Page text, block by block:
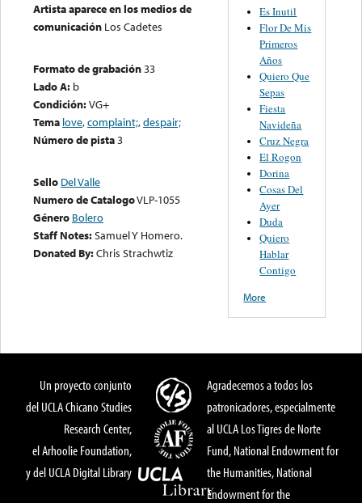
Artista aparece en los medios de
comunicación Los Cadetes
Formato de grabación33
Lado A: b
Condición:VG+
Tema love,complaint;,despair;
Número de pista3
Sello Del Valle
Numero de CatalogoVLP-1055
Género Bolero
Staff Notes:Samuel Y Homero.
Donated By:Chris Strachwtiz
Es Inutil
Flor De Mis
Primeros
Años
Quiero Que
Sepas
Fiesta
Navideña
Cruz Negra
El Rogon
Dorina
Cosas Del
Ayer
Duda
Quiero
Hablar
Contigo
More
Un proyecto conjunto
del UCLA Chicano Studies
Research Center,
el Arhoolie Foundation,
y del UCLA Digital Library
Agradecemos a todos los
patronicadores, especialmente
al UCLA Los Tigres de Norte
Fund, National Endowment for
the Humanities, National
Endowment for the